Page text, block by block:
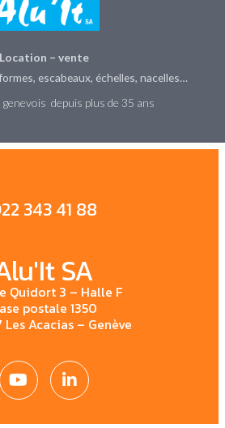
Location – vente
escabeaux, échelles, nacelles…
genevois depuis plus de 35 ans
343 41 88
SA
Quidort 3 – Halle F
postale 1350
Les Acacias – Genève